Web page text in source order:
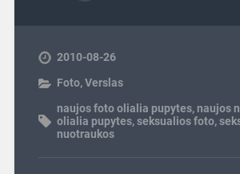
2010-08-26
Foto,Verslas
naujos foto olialia pupytes,naujos
olialia pupytes,seksualios foto,
nuotraukos